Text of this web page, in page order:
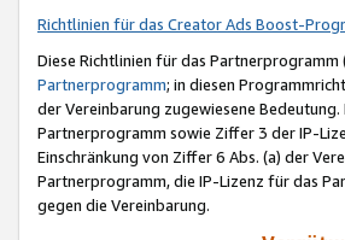
Richtlinien für das Creator Ads Boost-
Diese Richtlinien für das Partnerprogramm
Partnerprogramm; in diesen
der Vereinbarung zugewiesene
Partnerprogramm sowie Ziffer 3 der IP-
Einschränkung von Ziffer 6 Abs. (a) der
Partnerprogramm, die IP-Lizenz für das
gegen die Vereinbarung.